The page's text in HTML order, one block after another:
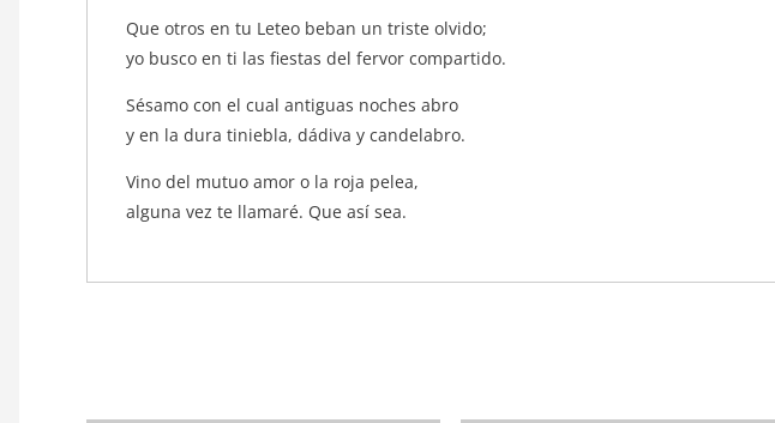
Que otros en tu Leteo beban un triste olvido;
yo busco en ti las fiestas del fervor compartido.
Sésamo con el cual antiguas noches abro
y en la dura tiniebla, dádiva y candelabro.
Vino del mutuo amor o la roja pelea,
alguna vez te llamaré. Que así sea.